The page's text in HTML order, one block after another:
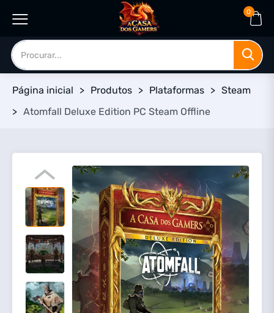
0
Página inicial > Produtos > Plataformas > Steam
> Atomfall Deluxe Edition PC Steam Offline